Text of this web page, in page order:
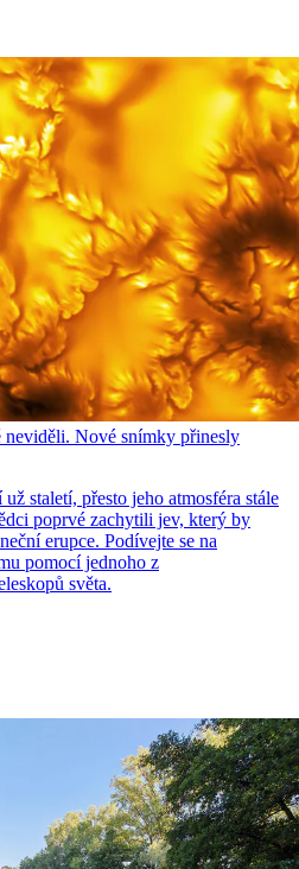
neviděli. Nové snímky přinesly
staletí, přesto jeho atmosféra stále
poprvé zachytili jev, který by
erupce. Podívejte se na
pomocí jednoho z
světa.